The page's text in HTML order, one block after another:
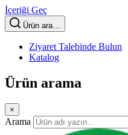
İçeriği Geç
Ürün ara…
Ziyaret Talebinde Bulun
Katalog
Ürün arama
×
Arama